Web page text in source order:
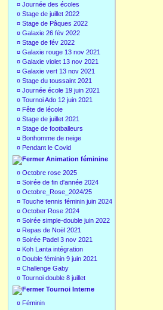
¤ Journée des écoles
¤ Stage de juillet 2022
¤ Stage de Pâques 2022
¤ Galaxie 26 fév 2022
¤ Stage de fév 2022
¤ Galaxie rouge 13 nov 2021
¤ Galaxie violet 13 nov 2021
¤ Galaxie vert 13 nov 2021
¤ Stage du toussaint 2021
¤ Journée école 19 juin 2021
¤ Tournoi Ado 12 juin 2021
¤ Fête de lécole
¤ Stage de juillet 2021
¤ Stage de footballeurs
¤ Bonhomme de neige
¤ Pendant le Covid
Animation féminine
¤ Octobre rose 2025
¤ Soirée de fin d'année 2024
¤ Octobre_Rose_2024/25
¤ Touche tennis féminin juin 2024
¤ October Rose 2024
¤ Soirée simple-double juin 2022
¤ Repas de Noël 2021
¤ Soirée Padel 3 nov 2021
¤ Koh Lanta intégration
¤ Double féminin 9 juin 2021
¤ Challenge Gaby
¤ Tournoi double 8 juillet
Tournoi Interne
¤ Féminin